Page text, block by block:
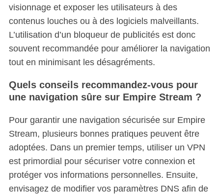
visionnage et exposer les utilisateurs à des
contenus louches ou à des logiciels malveillants.
L’utilisation d’un bloqueur de publicités est donc
souvent recommandée pour améliorer la navigation
tout en minimisant les désagréments.
Quels conseils recommandez-vous pour
une navigation sûre sur Empire Stream ?
Pour garantir une navigation sécurisée sur Empire
Stream, plusieurs bonnes pratiques peuvent être
adoptées. Dans un premier temps, utiliser un VPN
est primordial pour sécuriser votre connexion et
protéger vos informations personnelles. Ensuite,
envisagez de modifier vos paramètres DNS afin de